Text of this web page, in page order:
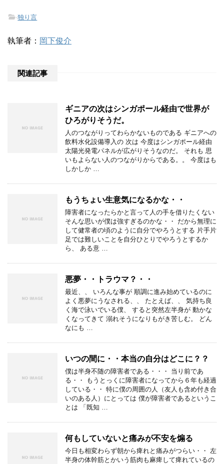
-独り言
執筆者： 岡下俊介
関連記事
ギニアの次はシンガポール経由で世界が
ひろがりそうだ。
人のつながりってわらかないものである ギニアへの
飲料水化設備導入の 次は 今度はシンガポール経由
太陽光発電パネルが広がりそうなのだ。 それも 思
いもよらない人のつながりからである。。 今度はも
しかしか …
もうちょい生意気になるかな・・
障害者になったらかと言って人の手を借りたくない
そんな思いが僕は強すぎるのかな・・ だから無理に
して健常者の頃のように自分でやろうとする 片手片
足では難しいことを自分ひとりでやろうとするか
ら、 ある意 …
悪夢・・トラウマ？・・
最近、、 いろんな事が 順調に進み始めているのに
よく悪夢にうなされる、、 たとえば、、 気持ち良
く海で泳いでいる僕、 すると突然左半身が 動かな
くなってきて 溺れそうになりもがき苦しむ。 どん
なにも …
いつの間に・・本当の自分はどこに？？
僕は半身不随の障害者である・・・ 当り前であ
る・・ もうとっくに障害者になってから６年も経過
している・・ 特に僕の周囲の人（友人も含め付き合
いのある人）にとっては 僕が障害者であるというこ
とは 「既知 …
何もしていないと痛みが不安を煽る
今日も相変わらず朝から痺れと痛みがつらい・・ 左
半身の体幹筋とかいう筋肉も麻痺して痺れているの